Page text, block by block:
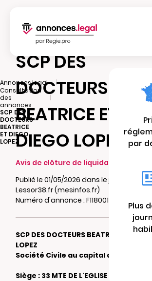
Annonces.legal
|
Consultation
des
annonces
|
SCP DES
DOCTEURS
BEATRICE
ET DIEGO
LOPEZ
SCP DES
DOCTEURS
BEATRICE ET
DIEGO LOPEZ
Avis de clôture de liquidation
Publié le 01/05/2026 dans le journal
Lessor38.fr (mesinfos.fr)
Numéro d'annonce : F11800147qkh8
SCP DES DOCTEURS BEATRICE ET
LOPEZ
Société Civile au capital de 25.000 €
Siège : 33 MTE DE L'EGLISE 38270 PACT
par
Plus